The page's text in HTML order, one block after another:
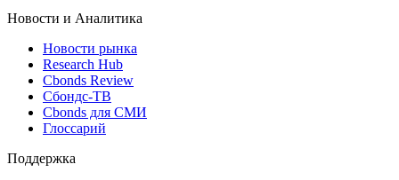
Новости и Аналитика
Новости рынка
Research Hub
Cbonds Review
Сбондс-ТВ
Cbonds для СМИ
Глоссарий
Поддержка